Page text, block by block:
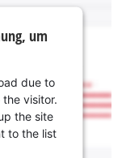
um
due to
visitor.
the site
to the list